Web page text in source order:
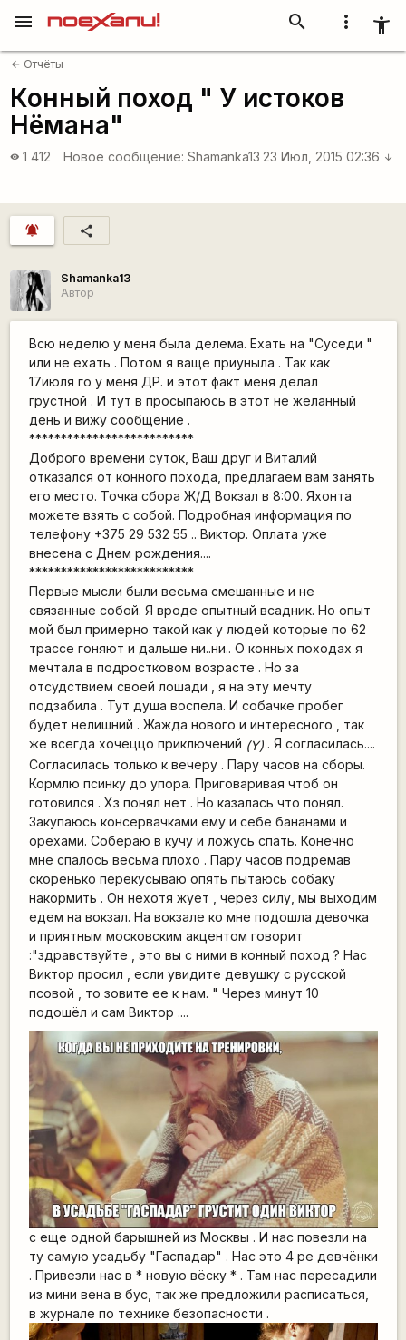
more_vert accessibility_new
search
menu
arrow_back Отчёты
Конный поход " У истоков
Нёмана"
visibility 1 412 Новое сообщение: Shamanka13 23 Июл, 2015 02:36 arrow_downward
notifications_active share
Shamanka13
Автор
Всю неделю у меня была делема. Ехать на "Суседи "
или не ехать . Потом я ваще приуныла . Так как
17июля го у меня ДР. и этот факт меня делал
грустной . И тут в просыпаюсь в этот не желанный
день и вижу сообщение .
**************************
Доброго времени суток, Ваш друг и Виталий
отказался от конного похода, предлагаем вам занять
его место. Точка сбора Ж/Д Вокзал в 8:00. Яхонта
можете взять с собой. Подробная информация по
телефону +375 29 532 55 .. Виктор. Оплата уже
внесена с Днем рождения....
**************************
Первые мысли были весьма смешанные и не
связанные собой. Я вроде опытный всадник. Но опыт
мой был примерно такой как у людей которые по 62
трассе гоняют и дальше ни..ни.. О конных походах я
мечтала в подростковом возрасте . Но за
отсудствием своей лошади , я на эту мечту
подзабила . Тут душа воспела. И собачке пробег
будет нелишний . Жажда нового и интересного , так
же всегда хочеццо приключений (Y). Я согласилась....
Согласилась только к вечеру . Пару часов на сборы.
Кормлю псинку до упора. Приговаривая чтоб он
готовился . Хз понял нет . Но казалась что понял.
Закупаюсь консервачками ему и себе бананами и
орехами. Собераю в кучу и ложусь спать. Конечно
мне спалось весьма плохо . Пару часов подремав
скоренько перекусываю опять пытаюсь собаку
накормить . Он нехотя жует , через силу, мы выходим
едем на вокзал. На вокзале ко мне подошла девочка
и приятным московским акцентом говорит
:"здравствуйте , это вы с ними в конный поход ? Нас
Виктор просил , если увидите девушку с русской
псовой , то зовите ее к нам. " Через минут 10
подошёл и сам Виктор ....
с еще одной барышней из Москвы . И нас повезли на
ту самую усадьбу "Гаспадар" . Нас это 4 ре девчёнки
. Привезли нас в * новую вёску * . Там нас пересадили
из мини вена в бус, так же предложили расписаться,
в журнале по технике безопасности .